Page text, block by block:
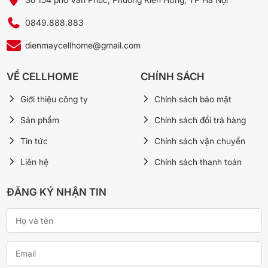
Tủ lạnh Samsung RS70F65Q3FSV là lựa chọn phù hợp cho các
gia đình hiện đại nhờ dung tích lớn, thiết kế cao cấp và công nghệ
thông minh. Với khả năng làm lạnh hiệu quả, quản lý năng lượng
AI sản phẩm này không chỉ giúp bảo quản thực phẩm tốt hơn mà
còn mang đến sự tiện nghi cho căn bếp của bạn.
0849.888.883
dienmaycellhome@gmail.com
VỀ CELLHOME
Giới thiệu công ty
Sản phẩm
Tin tức
Liên hệ
CHÍNH SÁCH
Chính sách bảo mật
Chính sách đổi trả hàng
Chính sách vận chuyển
Chính sách thanh toán
ĐĂNG KÝ NHẬN TIN